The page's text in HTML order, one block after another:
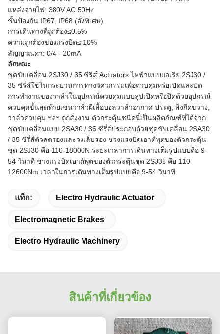
แหล่งจ่ายไฟ: 380V AC 50Hz
ชั้นป้องกัน IP67, IP68 (สั่งพิเศษ)
การเดินทางที่ถูกต้อง≤0.5%
ความถูกต้องของแรงบิด≤ 10%
สัญญาณค่า: 0/4 - 20mA
ลักษณะ
ชุดขับเคลื่อน 2SJ30 / 35 ซีรีส์ Actuators ไฟฟ้าแบบแอเรีย 2SJ30 /
35 ซีรี่ส์ใช้ในกระบวนการทางวิศวกรรมเพื่อควบคุมหรือเปิดและปิด
การทำงานของวาล์วในอุปกรณ์ควบคุมแบบลูปเปิดหรือปิดด้วยอุปกรณ์
ควบคุมขั้นสุดท้ายเช่นวาล์วผีเสื้อบอลวาล์วอากาศ ประตู, สิ่งกีดขวาง,
วาล์วควบคุม ฯลฯ ถูกสั่งงาน ตัวกระตุ้นชนิดนี้เป็นผลิตภัณฑ์ที่ได้จาก
ชุดขับเคลื่อนแบบ 2SA30 / 35 ซีรี่ส์ประกอบด้วยชุดขับเคลื่อน 2SA30
/ 35 ซีรี่ส์ตัวลดรองและวงเล็บรอง ช่วงแรงบิดเอาต์พุตของตัวกระตุ้น
ชุด 2SJ30 คือ 110-18000N ระยะเวลาการเดินทางเต็มรูปแบบคือ 9-
54 วินาที ช่วงแรงบิดเอาต์พุตของตัวกระตุ้นชุด 2SJ35 คือ 110-
12600Nm เวลาในการเดินทางเต็มรูปแบบคือ 9-54 วินาที
แท็ก: Electro Hydraulic Actuator
Electromagnetic Brakes
Electro Hydraulic Machinery
สินค้าที่เกี่ยวข้อง